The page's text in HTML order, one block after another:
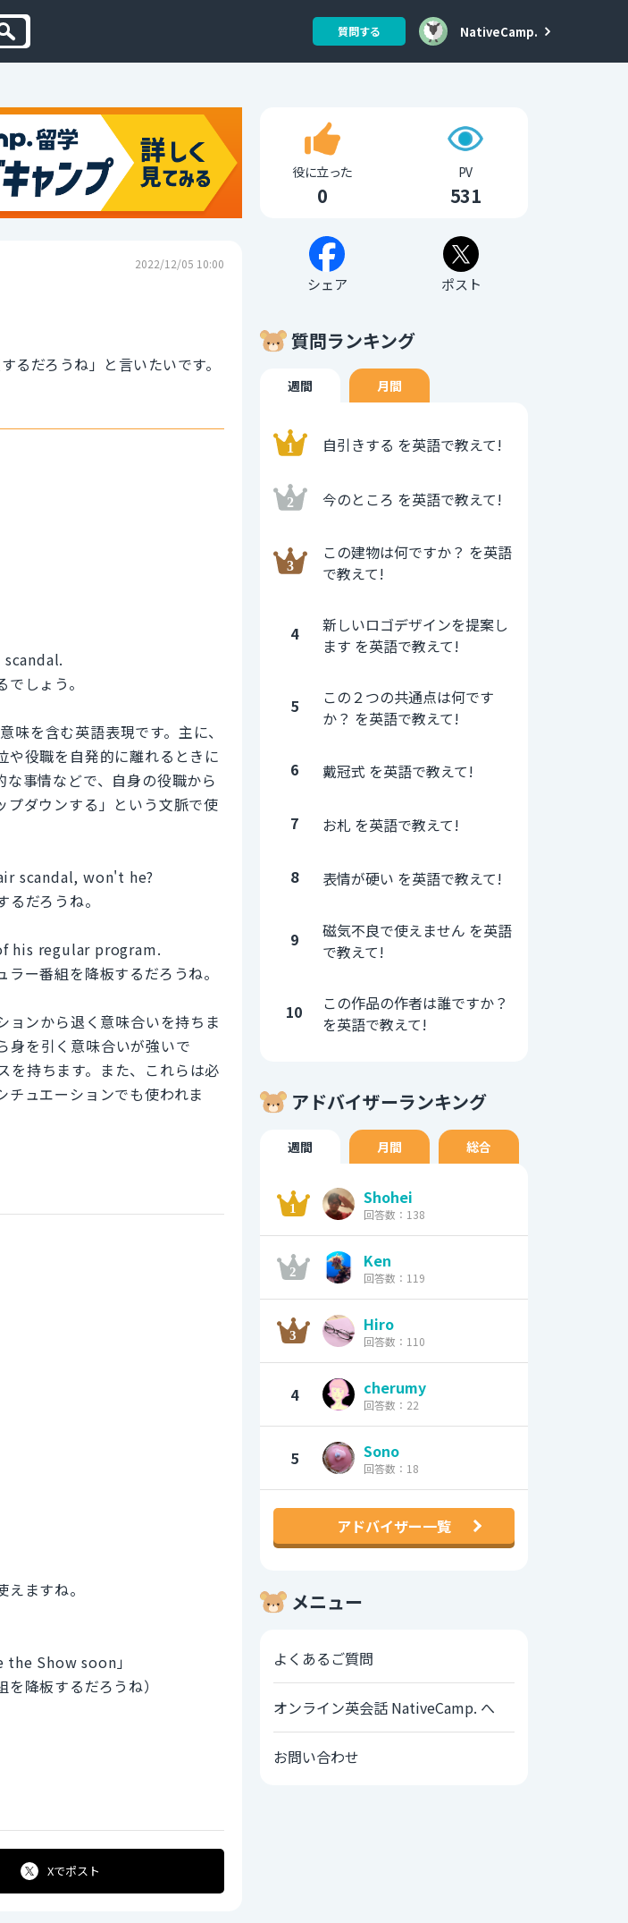
質問する NativeCamp.
2022/12/05 10:00
るだろうね」と言いたいです。
しょう。
を含む英語表現です。主に、
や役職を自発的に離れるときに
事情などで、自身の役職から
プダウンする」という文脈で使
scandal, won't he?
だろうね。
his regular program.
ー番組を降板するだろうね。
ンから退く意味合いを持ちま
を引く意味合いが強いで
持ちます。また、これらは必
ュエーションでも使われま
ますね。
Show soon」
降板するだろうね）
Xでポスト
役に立った
0
PV
531
シェア ポスト
質問ランキング
週間 月間
自引きする を英語で教えて!
今のところ を英語で教えて!
この建物は何ですか？ を英語
で教えて!
4
新しいロゴデザインを提案し
ます を英語で教えて!
5
この２つの共通点は何です
か？ を英語で教えて!
6 戴冠式 を英語で教えて!
7 お札 を英語で教えて!
8 表情が硬い を英語で教えて!
9
磁気不良で使えません を英語
で教えて!
10
この作品の作者は誰ですか？
を英語で教えて!
アドバイザーランキング
週間 月間 総合
Shohei
回答数：138
Ken
回答数：119
Hiro
回答数：110
4 cherumy
回答数：22
5 Sono
回答数：18
アドバイザー一覧
メニュー
よくあるご質問
オンライン英会話 NativeCamp. へ
お問い合わせ